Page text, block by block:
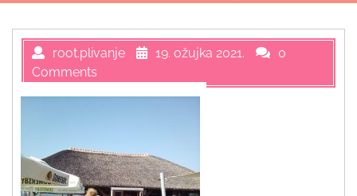
root.plivanje 19. ožujka 2021.
0
Comments